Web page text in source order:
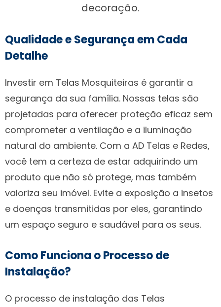
decoração.
Qualidade e Segurança em Cada
Detalhe
Investir em Telas Mosquiteiras é garantir a
segurança da sua família. Nossas telas são
projetadas para oferecer proteção eficaz sem
comprometer a ventilação e a iluminação
natural do ambiente. Com a AD Telas e Redes,
você tem a certeza de estar adquirindo um
produto que não só protege, mas também
valoriza seu imóvel. Evite a exposição a insetos
e doenças transmitidas por eles, garantindo
um espaço seguro e saudável para os seus.
Como Funciona o Processo de
Instalação?
O processo de instalação das Telas